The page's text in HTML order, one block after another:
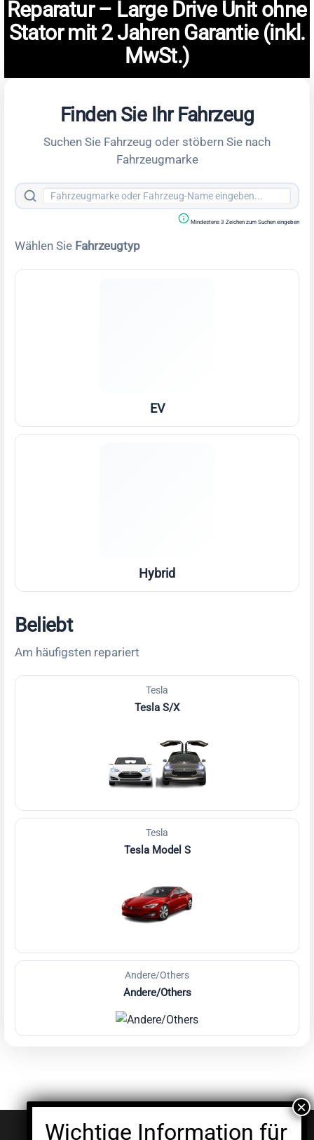
Reparatur – Large Drive Unit ohne
Stator mit 2 Jahren Garantie (inkl.
MwSt.)
Finden Sie Ihr Fahrzeug
Suchen Sie Fahrzeug oder stöbern Sie nach
Fahrzeugmarke
Mindestens 3 Zeichen zum Suchen eingeben
Wählen Sie Fahrzeugtyp
EV
Hybrid
Beliebt
Am häufigsten repariert
Tesla
Tesla S/X
Tesla
Tesla Model S
Andere/Others
Andere/Others
© EV Clinic 2026